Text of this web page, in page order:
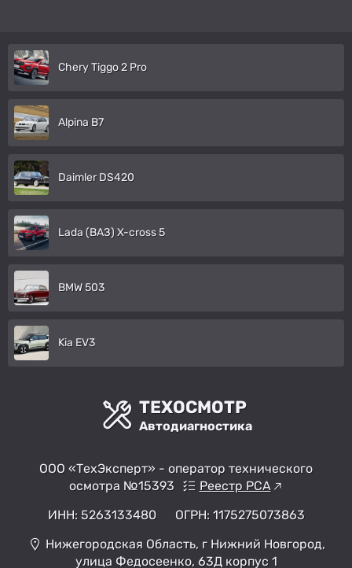
Chery Tiggo 2 Pro
Alpina B7
Daimler DS420
Lada (ВАЗ) X-cross 5
BMW 503
Kia EV3
ТЕХОСМОТР
Автодиагностика
ООО «ТехЭксперт» - оператор технического
осмотра №15393
Реестр РСА
ИНН: 5263133480
ОГРН: 1175275073863
Нижегородская Область, г Нижний Новгород,
улица Федосеенко, 63Д корпус 1